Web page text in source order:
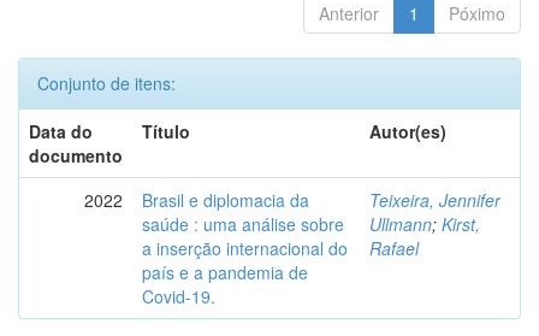
Anterior 1 Póximo
Conjunto de itens:
Data do
documento
Título Autor(es)
2022
Brasil e diplomacia da
saúde : uma análise sobre
a inserção internacional do
país e a pandemia de
Covid-19.
Teixeira, Jennifer
Ullmann; Kirst,
Rafael